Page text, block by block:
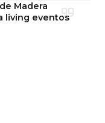
Madera
living eventos